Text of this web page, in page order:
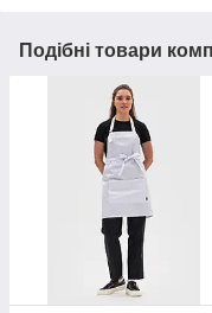
Подібні товари